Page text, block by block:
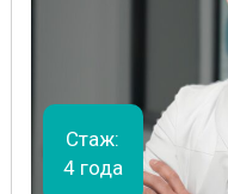
Стаж:
4 года